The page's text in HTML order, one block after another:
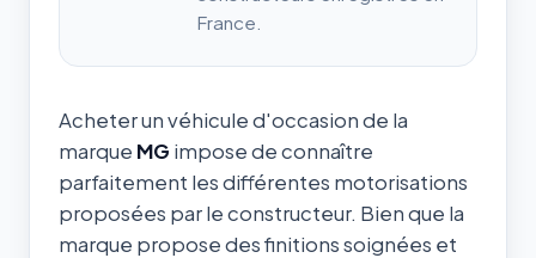
France.
Acheter un véhicule d'occasion de la
marque MG impose de connaître
parfaitement les différentes motorisations
proposées par le constructeur. Bien que la
marque propose des finitions soignées et